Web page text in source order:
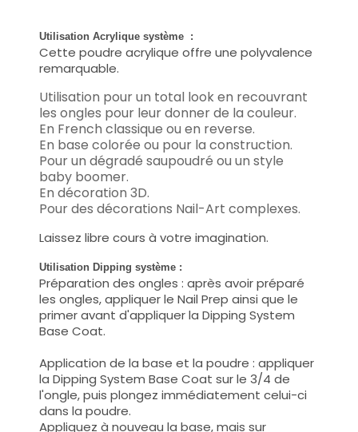
Utilisation Acrylique système :
Cette poudre acrylique offre une polyvalence
remarquable.
Utilisation pour un total look en recouvrant
les ongles pour leur donner de la couleur.
En French classique ou en reverse.
En base colorée ou pour la construction.
Pour un dégradé saupoudré ou un style
baby boomer.
En décoration 3D.
Pour des décorations Nail-Art complexes.
Laissez libre cours à votre imagination.
Utilisation Dipping système :
Préparation des ongles : après avoir préparé
les ongles, appliquer le Nail Prep ainsi que le
primer avant d'appliquer la Dipping System
Base Coat.
Application de la base et la poudre : appliquer
la Dipping System Base Coat sur le 3/4 de
l'ongle, puis plongez immédiatement celui-ci
dans la poudre.
Appliquez à nouveau la base, mais sur